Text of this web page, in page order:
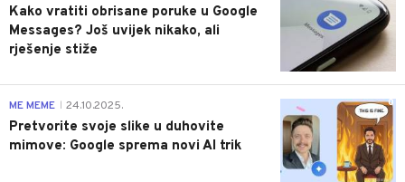
Kako vratiti obrisane poruke u Google
Messages? Još uvijek nikako, ali
rješenje stiže
0
ME MEME 24.10.2025.
Pretvorite svoje slike u duhovite
mimove: Google sprema novi AI trik